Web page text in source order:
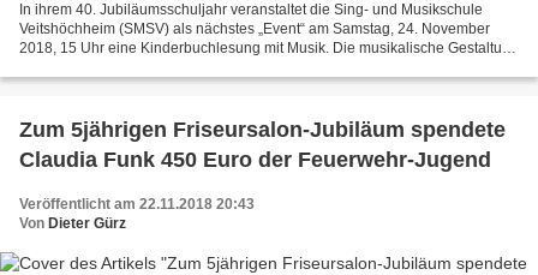
In ihrem 40. Jubiläumsschuljahr veranstaltet die Sing- und Musikschule
Veitshöchheim (SMSV) als nächstes „Event“ am Samstag, 24. November
2018, 15 Uhr eine Kinderbuchlesung mit Musik. Die musikalische Gestaltung
Zum 5jährigen Friseursalon-Jubiläum spendete
Claudia Funk 450 Euro der Feuerwehr-Jugend
Veröffentlicht am 22.11.2018 20:43
Von Dieter Gürz